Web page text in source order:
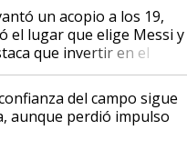
un acopio a los 19,
el lugar que elige Messi y
que invertir en el
era como "darle
a un hijo para droga":
Félix Rossetti, el libertario
de una dura crisis salió
del campo sigue
aunque perdió impulso